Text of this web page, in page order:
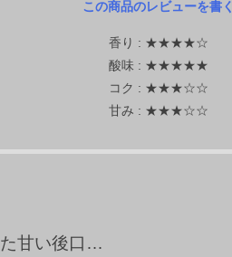
この商品のレビューを書く
香り : ★★★★☆
酸味 : ★★★★★
コク : ★★★☆☆
甘み : ★★★☆☆
甘い後口…